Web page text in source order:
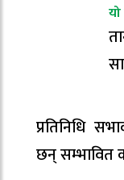
प्रतिनिधि
छन् सम्भावित